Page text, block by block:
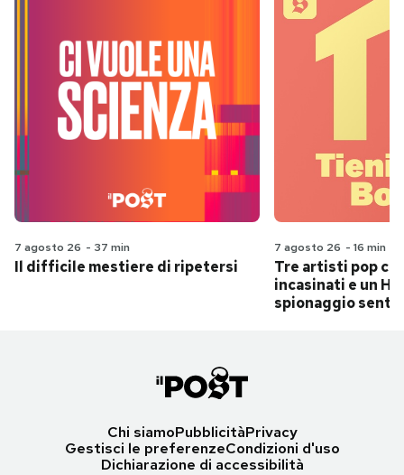
7 agosto 26 - 37 min
Il difficile mestiere di ripetersi
7 agosto 26 - 16 min
Tre artisti pop
incasinati e un
spionaggio
Chi siamoPubblicitàPrivacy
Gestisci le preferenzeCondizioni d'uso
Dichiarazione di accessibilità